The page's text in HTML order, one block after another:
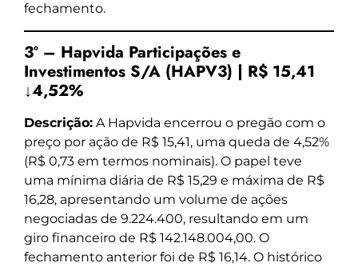
fechamento.
3º – Hapvida Participações e
Investimentos S/A (HAPV3) | R$ 15,41
↓4,52%
Descrição: A Hapvida encerrou o pregão com o
preço por ação de R$ 15,41, uma queda de 4,52%
(R$ 0,73 em termos nominais). O papel teve
uma mínima diária de R$ 15,29 e máxima de R$
16,28, apresentando um volume de ações
negociadas de 9.224.400, resultando em um
giro financeiro de R$ 142.148.004,00. O
fechamento anterior foi de R$ 16,14. O histórico